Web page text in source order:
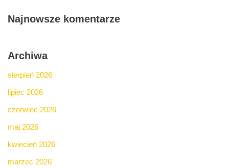
Najnowsze komentarze
Archiwa
sierpień 2026
lipiec 2026
czerwiec 2026
maj 2026
kwiecień 2026
marzec 2026